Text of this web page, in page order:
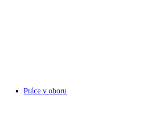
Práce v oboru